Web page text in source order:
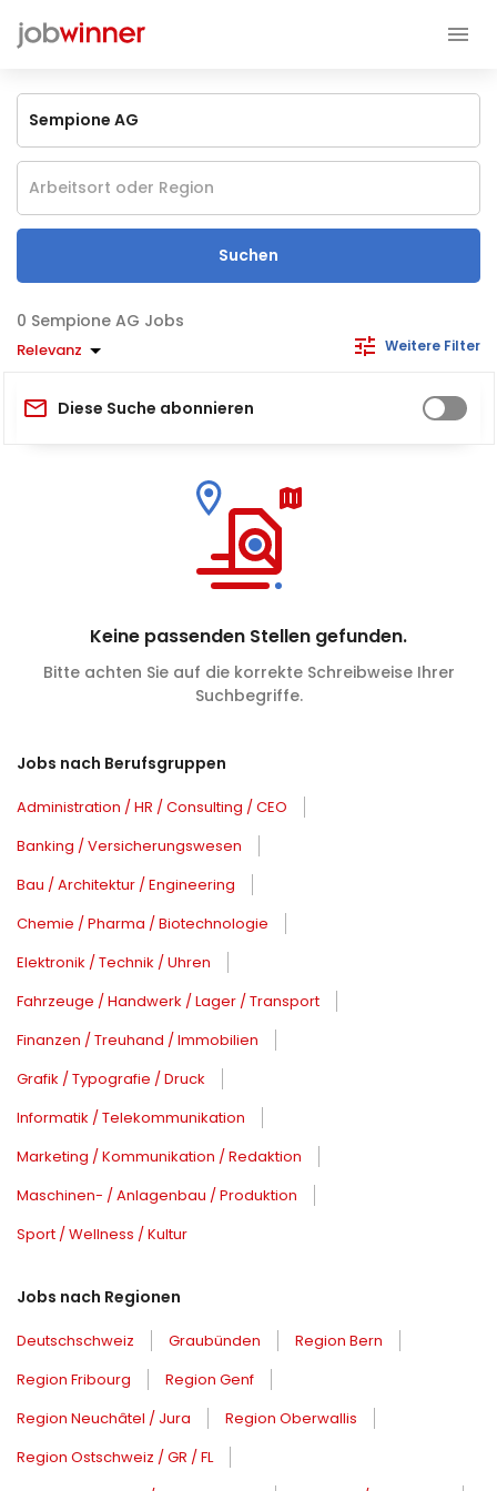
Suchen
Sempione AG Jobs
Relevanz Weitere Filter
Diese Suche abonnieren
Keine passenden Stellen gefunden.
Bitte achten Sie auf die korrekte Schreibweise Ihrer
Suchbegriffe.
Jobs nach Berufsgruppen
Administration / HR / Consulting / CEO
Banking / Versicherungswesen
Bau / Architektur / Engineering
Chemie / Pharma / Biotechnologie
Elektronik / Technik / Uhren
Fahrzeuge / Handwerk / Lager / Transport
Finanzen / Treuhand / Immobilien
Grafik / Typografie / Druck
Informatik / Telekommunikation
Marketing / Kommunikation / Redaktion
Maschinen- / Anlagenbau / Produktion
Sport / Wellness / Kultur
Jobs nach Regionen
Deutschschweiz Graubünden
Region Bern
Region Fribourg
Region Genf
Region Neuchâtel / Jura
Region Oberwallis
Region Ostschweiz / GR / FL